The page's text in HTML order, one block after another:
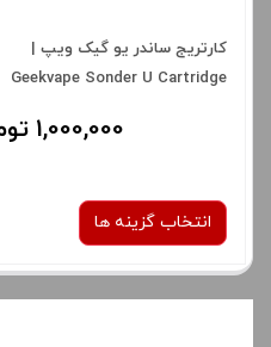
کارتریج ساندر یو گیک ویپ |
Geekvape Sonder U Cartridge
1,000,000 تومان
انتخاب گزینه ها